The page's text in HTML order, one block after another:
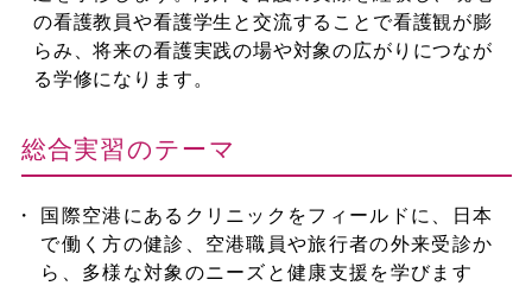
の看護教員や看護学生と交流することで看護観が膨
らみ、将来の看護実践の場や対象の広がりにつなが
る学修になります。
総合実習のテーマ
国際空港にあるクリニックをフィールドに、日本
で働く方の健診、空港職員や旅行者の外来受診か
ら、多様な対象のニーズと健康支援を学びます